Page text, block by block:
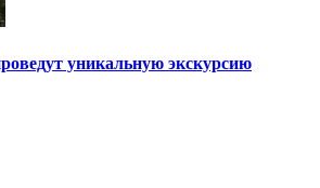
уникальную экскурсию